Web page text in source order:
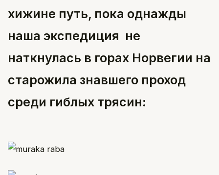
хижине путь, пока однажды
наша экспедиция не
наткнулась в горах Норвегии на
старожила знавшего проход
среди гиблых трясин: